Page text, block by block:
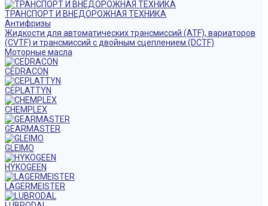
ТРАНСПОРТ И ВНЕДОРОЖНАЯ ТЕХНИКА
Антифризы
Жидкости для автоматических трансмиссий (ATF), вариаторов
(CVTF) и трансмиссий с двойным сцеплением (DCTF)
Моторные масла
CEDRACON
CEPLATTYN
CHEMPLEX
GEARMASTER
GLEIMO
HYKOGEEN
LAGERMEISTER